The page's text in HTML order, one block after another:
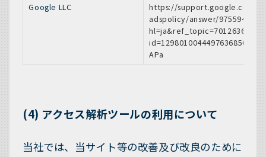
Google LLC
https://support.google.com/
adspolicy/answer/9755941?
hl=ja&ref_topic=7012636&sj
id=12980100444976368503-
APa
(4) アクセス解析ツールの利用について
当社では、当サイト等の改善及び改良のために